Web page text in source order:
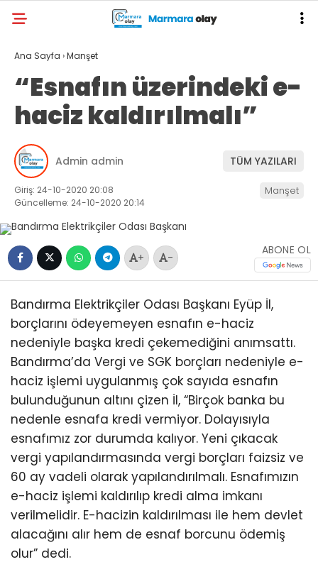
Ana Sayfa ›Manşet
“Esnafın üzerindeki e-
haciz kaldırılmalı”
Admin admin TÜM YAZILARI
Giriş: 24-10-2020 20:08
Güncelleme: 24-10-2020 20:14
Manşet
+ -
ABONE OL
Bandırma Elektrikçiler Odası Başkanı Eyüp İl,
borçlarını ödeyemeyen esnafın e-haciz
nedeniyle başka kredi çekemediğini anımsattı.
Bandırma’da Vergi ve SGK borçları nedeniyle e-
haciz işlemi uygulanmış çok sayıda esnafın
bulunduğunun altını çizen İl, “Birçok banka bu
nedenle esnafa kredi vermiyor. Dolayısıyla
esnafımız zor durumda kalıyor. Yeni çıkacak
vergi yapılandırmasında vergi borçları faizsiz ve
60 ay vadeli olarak yapılandırılmalı. Esnafımızın
e-haciz işlemi kaldırılıp kredi alma imkanı
verilmelidir. E-hacizin kaldırılması ile hem devlet
alacağını alır hem de esnaf borcunu ödemiş
olur” dedi.